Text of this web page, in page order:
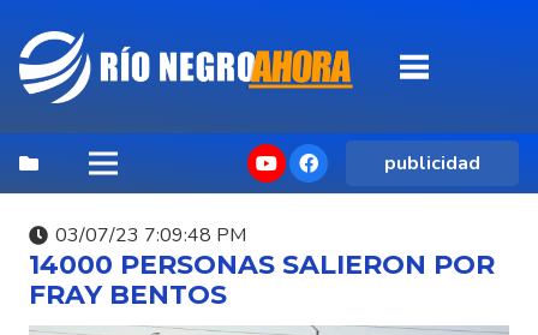
publicidad
03/07/23 7:09:48 PM
14000 PERSONAS SALIERON POR
FRAY BENTOS